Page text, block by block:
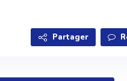
Partager